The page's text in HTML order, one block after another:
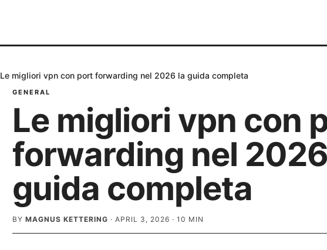
Le migliori vpn con port forwarding nel 2026 la guida completa
GENERAL
Le migliori vpn con
forwarding nel
guida completa
BY MAGNUS KETTERING · APRIL 3, 2026 · 10 MIN